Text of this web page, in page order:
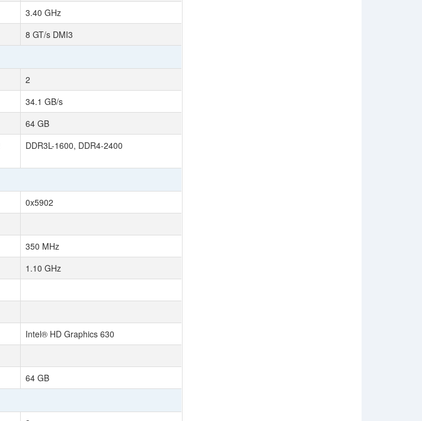
3.40 GHz
8 GT/s DMI3
2
34.1 GB/s
64 GB
DDR3L-1600, DDR4-2400
0x5902
350 MHz
1.10 GHz
Intel® HD Graphics 630
64 GB